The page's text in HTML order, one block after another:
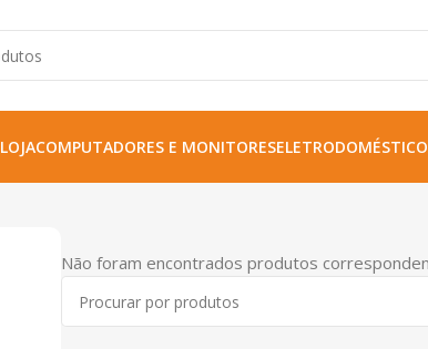
LOJACOMPUTADORES E MONITORESELETRODOMÉSTICO
Não foram encontrados produtos